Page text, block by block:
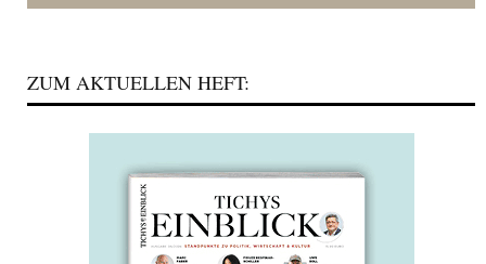
ZUM AKTUELLEN HEFT: